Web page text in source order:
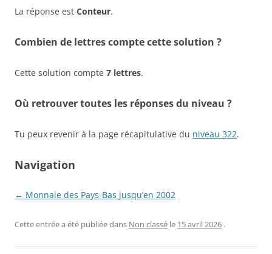
La réponse est Conteur.
Combien de lettres compte cette solution ?
Cette solution compte 7 lettres.
Où retrouver toutes les réponses du niveau ?
Tu peux revenir à la page récapitulative du niveau 322.
Navigation
← Monnaie des Pays-Bas jusqu’en 2002
Cette entrée a été publiée dans Non classé le 15 avril 2026 .